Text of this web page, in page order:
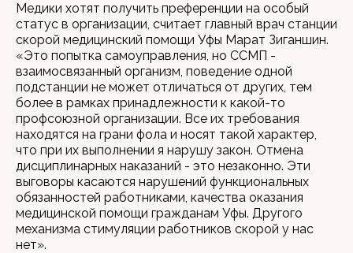
Медики хотят получить преференции на особый
статус в организации, считает главный врач станции
скорой медицинский помощи Уфы Марат Зиганшин.
«Это попытка самоуправления, но ССМП -
взаимосвязанный организм, поведение одной
подстанции не может отличаться от других, тем
более в рамках принадлежности к какой-то
профсоюзной организации. Все их требования
находятся на грани фола и носят такой характер,
что при их выполнении я нарушу закон. Отмена
дисциплинарных наказаний - это незаконно. Эти
выговоры касаются нарушений функциональных
обязанностей работниками, качества оказания
медицинской помощи гражданам Уфы. Другого
механизма стимуляции работников скорой у нас
нет».